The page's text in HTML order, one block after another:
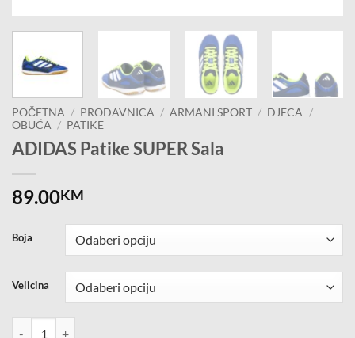
POČETNA / PRODAVNICA / ARMANI SPORT / DJECA
/
OBUĆA / PATIKE
ADIDAS Patike SUPER Sala
89.00KM
Boja
Velicina